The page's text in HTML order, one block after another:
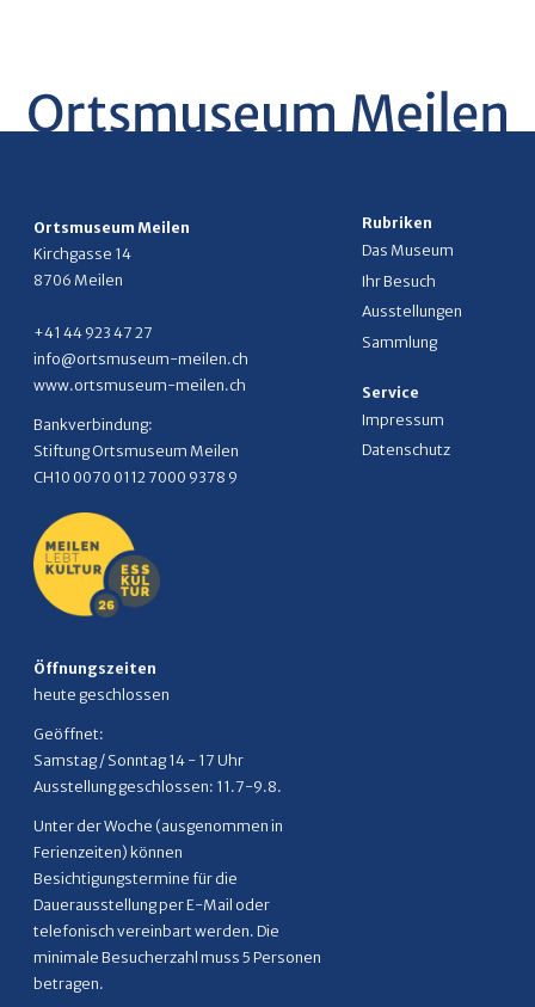
Ortsmuseum Meilen
Kirchgasse 14
8706 Meilen
+41 44 923 47 27
info@ortsmuseum-meilen.ch
www.ortsmuseum-meilen.ch
Bankverbindung:
Stiftung Ortsmuseum Meilen
CH10 0070 0112 7000 9378 9
Öffnungszeiten
heute geschlossen
Geöffnet:
Samstag / Sonntag 14 - 17 Uhr
Ausstellung geschlossen: 11.7-9.8.
Unter der Woche (ausgenommen in
Ferienzeiten) können
Besichtigungstermine für die
Dauerausstellung per E-Mail oder
telefonisch vereinbart werden. Die
minimale Besucherzahl muss 5 Personen
betragen.
Rubriken
Das Museum
Ihr Besuch
Ausstellungen
Sammlung
Service
Impressum
Datenschutz